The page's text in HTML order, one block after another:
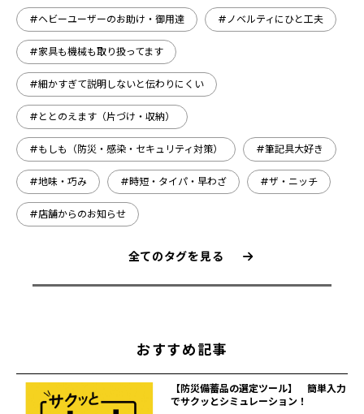
#ヘビーユーザーのお助け・御用達 #ノベルティにひと工夫
#家具も機械も取り扱ってます
#細かすぎて説明しないと伝わりにくい
#ととのえます（片づけ・収納）
#もしも（防災・感染・セキュリティ対策） #筆記具大好き
#地味・巧み #時短・タイパ・早わざ #ザ・ニッチ
#店舗からのお知らせ
全てのタグを見る
おすすめ記事
【防災備蓄品の選定ツール】 簡単入力
でサクッとシミュレーション！